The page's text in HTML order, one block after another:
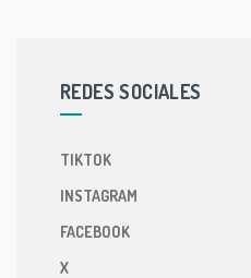
REDES SOCIALES
TIKTOK
INSTAGRAM
FACEBOOK
X